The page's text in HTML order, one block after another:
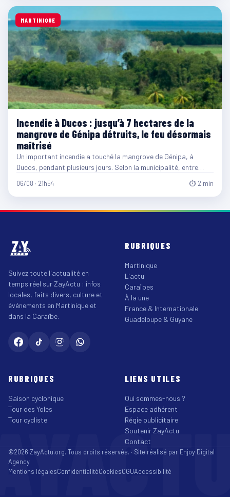
MARTINIQUE
Incendie à Ducos : jusqu’à 7 hectares de la
mangrove de Génipa détruits, le feu désormais
maîtrisé
Un important incendie a touché la mangrove de Génipa, à
Ducos, pendant plusieurs jours. Selon la municipalité, entre…
06/08 · 21h54 ⏱ 2 min
Suivez toute l'actualité en
temps réel sur ZayActu : infos
locales, faits divers, culture et
événements en Martinique et
dans la Caraïbe.
RUBRIQUES
Martinique
L'actu
Caraïbes
À la une
France & Internationale
Guadeloupe & Guyane
RUBRIQUES
Saison cyclonique
Tour des Yoles
Tour cycliste
LIENS UTILES
Qui sommes-nous ?
Espace adhérent
Régie publicitaire
Soutenir ZayActu
Contact
©2026 ZayActu.org. Tous droits réservés. · Site réalisé par Enjoy Digital
Agency
Mentions légalesConfidentialitéCookiesCGUAccessibilité